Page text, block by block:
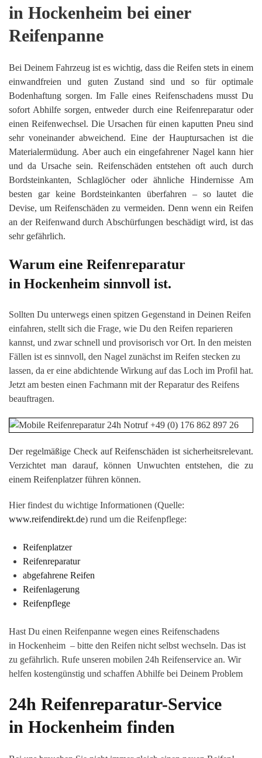
in Hockenheim bei einer
Reifenpanne
Bei Deinem Fahrzeug ist es wichtig, dass die Reifen stets in einem
einwandfreien und guten Zustand sind und so für optimale
Bodenhaftung sorgen. Im Falle eines Reifenschadens musst Du
sofort Abhilfe sorgen, entweder durch eine Reifenreparatur oder
einen Reifenwechsel. Die Ursachen für einen kaputten Pneu sind
sehr voneinander abweichend. Eine der Hauptursachen ist die
Materialermüdung. Aber auch ein eingefahrener Nagel kann hier
und da Ursache sein. Reifenschäden entstehen oft auch durch
Bordsteinkanten, Schlaglöcher oder ähnliche Hindernisse Am
besten gar keine Bordsteinkanten überfahren – so lautet die
Devise, um Reifenschäden zu vermeiden. Denn wenn ein Reifen
an der Reifenwand durch Abschürfungen beschädigt wird, ist das
sehr gefährlich.
Warum eine Reifenreparatur
in Hockenheim sinnvoll ist.
Sollten Du unterwegs einen spitzen Gegenstand in Deinen Reifen
einfahren, stellt sich die Frage, wie Du den Reifen reparieren
kannst, und zwar schnell und provisorisch vor Ort. In den meisten
Fällen ist es sinnvoll, den Nagel zunächst im Reifen stecken zu
lassen, da er eine abdichtende Wirkung auf das Loch im Profil hat.
Jetzt am besten einen Fachmann mit der Reparatur des Reifens
beauftragen.
Der regelmäßige Check auf Reifenschäden ist sicherheitsrelevant.
Verzichtet man darauf, können Unwuchten entstehen, die zu
einem Reifenplatzer führen können.
Hier findest du wichtige Informationen (Quelle:
www.reifendirekt.de) rund um die Reifenpflege:
Reifenplatzer
Reifenreparatur
abgefahrene Reifen
Reifenlagerung
Reifenpflege
Hast Du einen Reifenpanne wegen eines Reifenschadens
in Hockenheim – bitte den Reifen nicht selbst wechseln. Das ist
zu gefährlich. Rufe unseren mobilen 24h Reifenservice an. Wir
helfen kostengünstig und schaffen Abhilfe bei Deinem Problem
24h Reifenreparatur-Service
in Hockenheim finden